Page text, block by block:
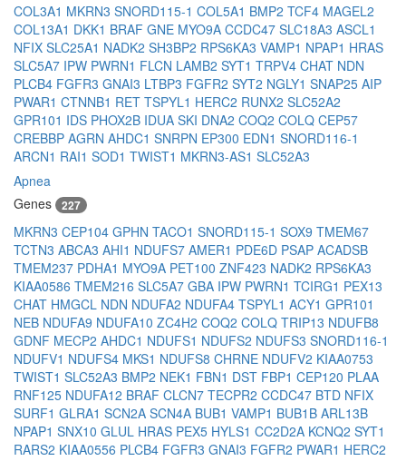
COL3A1 MKRN3 SNORD115-1 COL5A1 BMP2 TCF4 MAGEL2
COL13A1 DKK1 BRAF GNE MYO9A CCDC47 SLC18A3 ASCL1
NFIX SLC25A1 NADK2 SH3BP2 RPS6KA3 VAMP1 NPAP1 HRAS
SLC5A7 IPW PWRN1 FLCN LAMB2 SYT1 TRPV4 CHAT NDN
PLCB4 FGFR3 GNAI3 LTBP3 FGFR2 SYT2 NGLY1 SNAP25 AIP
PWAR1 CTNNB1 RET TSPYL1 HERC2 RUNX2 SLC52A2
GPR101 IDS PHOX2B IDUA SKI DNA2 COQ2 COLQ CEP57
CREBBP AGRN AHDC1 SNRPN EP300 EDN1 SNORD116-1
ARCN1 RAI1 SOD1 TWIST1 MKRN3-AS1 SLC52A3
Apnea
Genes
227
MKRN3 CEP104 GPHN TACO1 SNORD115-1 SOX9 TMEM67
TCTN3 ABCA3 AHI1 NDUFS7 AMER1 PDE6D PSAP ACADSB
TMEM237 PDHA1 MYO9A PET100 ZNF423 NADK2 RPS6KA3
KIAA0586 TMEM216 SLC5A7 GBA IPW PWRN1 TCIRG1 PEX13
CHAT HMGCL NDN NDUFA2 NDUFA4 TSPYL1 ACY1 GPR101
NEB NDUFA9 NDUFA10 ZC4H2 COQ2 COLQ TRIP13 NDUFB8
GDNF MECP2 AHDC1 NDUFS1 NDUFS2 NDUFS3 SNORD116-1
NDUFV1 NDUFS4 MKS1 NDUFS8 CHRNE NDUFV2 KIAA0753
TWIST1 SLC52A3 BMP2 NEK1 FBN1 DST FBP1 CEP120 PLAA
RNF125 NDUFA12 BRAF CLCN7 TECPR2 CCDC47 BTD NFIX
SURF1 GLRA1 SCN2A SCN4A BUB1 VAMP1 BUB1B ARL13B
NPAP1 SNX10 GLUL HRAS PEX5 HYLS1 CC2D2A KCNQ2 SYT1
RARS2 KIAA0556 PLCB4 FGFR3 GNAI3 FGFR2 PWAR1 HERC2